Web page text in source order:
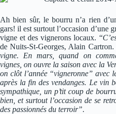
Ah bien sûr, le bourru n’a rien
gars! il est surtout l’occasion d’une
vigne et des vignerons locaux. “
de Nuits-St-Georges, Alain Cartron.
vigne. En mars, quand on
vignes, on ouvre la saison avec la
on clôt l’année “vigneronne” avec
après la fin des vendanges. Le vin
sympathique, un p’tit coup de
bien, et surtout l’occasion de se
des passionnés du terroir”.